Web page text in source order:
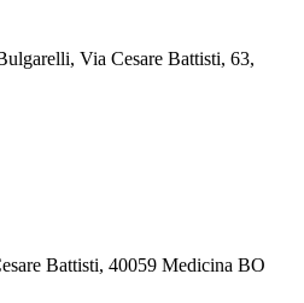
Via Cesare Battisti, 63,
Battisti, 40059 Medicina BO